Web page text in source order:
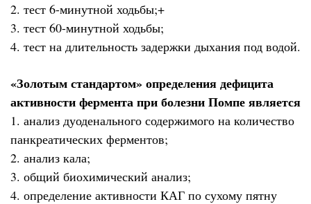
2. тест 6-минутной ходьбы;+
3. тест 60-минутной ходьбы;
4. тест на длительность задержки дыхания под водой.
«Золотым стандартом» определения дефицита
активности фермента при болезни Помпе является
1. анализ дуоденального содержимого на количество
панкреатических ферментов;
2. анализ кала;
3. общий биохимический анализ;
4. определение активности КАГ по сухому пятну